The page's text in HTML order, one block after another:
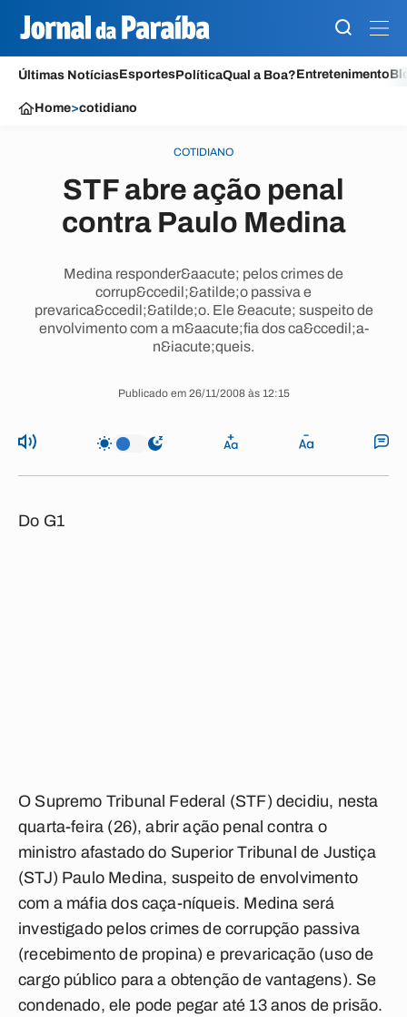
Últimas NotíciasEsportesPolíticaQual a Boa?Entretenimento
Home>cotidiano
COTIDIANO
STF abre ação penal
contra Paulo Medina
Medina responder&aacute; pelos crimes de
corrup&ccedil;&atilde;o passiva e
prevarica&ccedil;&atilde;o. Ele &eacute; suspeito de
envolvimento com a m&aacute;fia dos ca&ccedil;a-
n&iacute;queis.
Publicado em 26/11/2008 às 12:15
Do G1
O Supremo Tribunal Federal (STF) decidiu, nesta
quarta-feira (26), abrir ação penal contra o
ministro afastado do Superior Tribunal de Justiça
(STJ) Paulo Medina, suspeito de envolvimento
com a máfia dos caça-níqueis. Medina será
investigado pelos crimes de corrupção passiva
(recebimento de propina) e prevaricação (uso de
cargo público para a obtenção de vantagens). Se
condenado, ele pode pegar até 13 anos de prisão.